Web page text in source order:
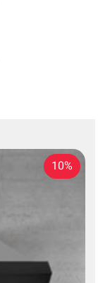
10%